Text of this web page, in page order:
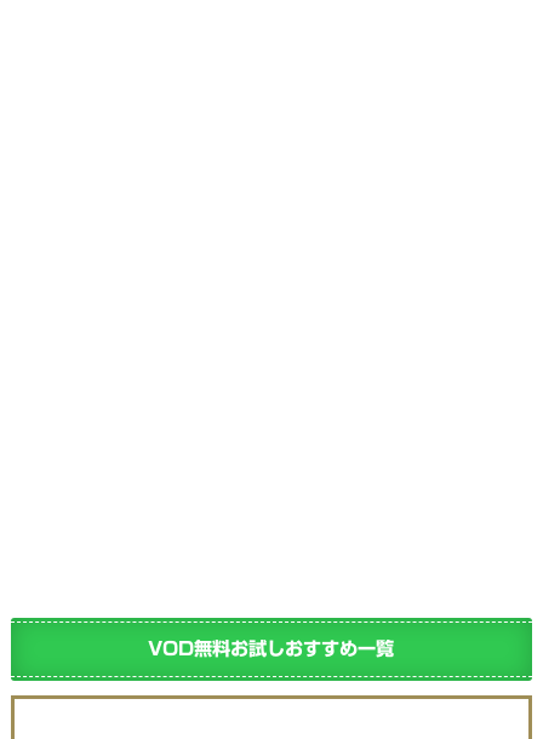
VOD無料お試しおすすめ一覧